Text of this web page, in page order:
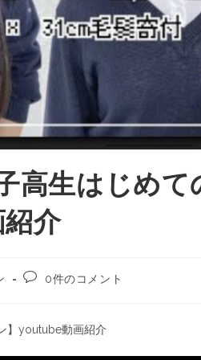
高生はじめて
介
0件のコメント
】youtube動画紹介